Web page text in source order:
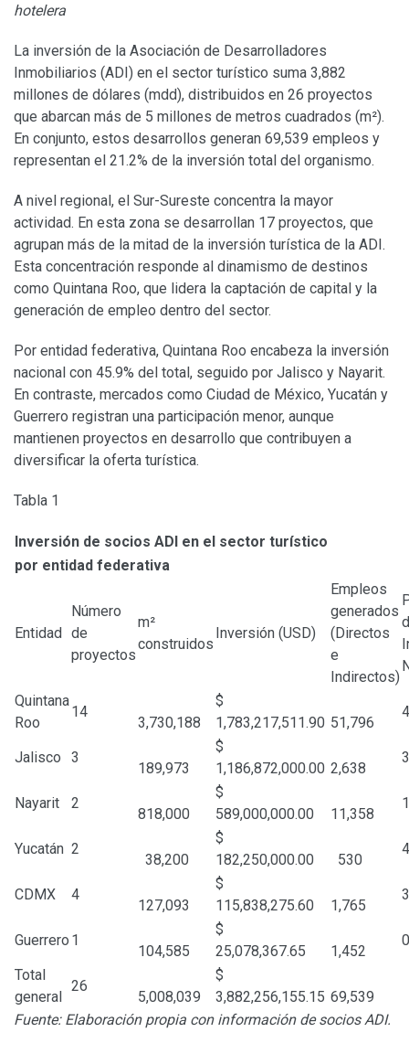
hotelera
La inversión de la Asociación de Desarrolladores
Inmobiliarios (ADI) en el sector turístico suma 3,882
millones de dólares (mdd), distribuidos en 26 proyectos
que abarcan más de 5 millones de metros cuadrados (m²).
En conjunto, estos desarrollos generan 69,539 empleos y
representan el 21.2% de la inversión total del organismo.
A nivel regional, el Sur-Sureste concentra la mayor
actividad. En esta zona se desarrollan 17 proyectos, que
agrupan más de la mitad de la inversión turística de la ADI.
Esta concentración responde al dinamismo de destinos
como Quintana Roo, que lidera la captación de capital y la
generación de empleo dentro del sector.
Por entidad federativa, Quintana Roo encabeza la inversión
nacional con 45.9% del total, seguido por Jalisco y Nayarit.
En contraste, mercados como Ciudad de México, Yucatán y
Guerrero registran una participación menor, aunque
mantienen proyectos en desarrollo que contribuyen a
diversificar la oferta turística.
Tabla 1
Inversión de socios ADI en el sector turístico
por entidad federativa
Entidad
Número
de
proyectos
m²
construidos
Inversión (USD)
Empleos
generados
(Directos
e
Indirectos)
Quintana
Roo
14
3,730,188
$
1,783,217,511.90 51,796
Jalisco 3
189,973
$
1,186,872,000.00 2,638
Nayarit 2
818,000
$
589,000,000.00
11,358
Yucatán 2
38,200
$
182,250,000.00
530
CDMX 4
127,093
$
115,838,275.60
1,765
Guerrero 1
104,585
$
25,078,367.65
1,452
Total
general
26
5,008,039
$
3,882,256,155.15 69,539
Fuente: Elaboración propia con información de socios ADI.